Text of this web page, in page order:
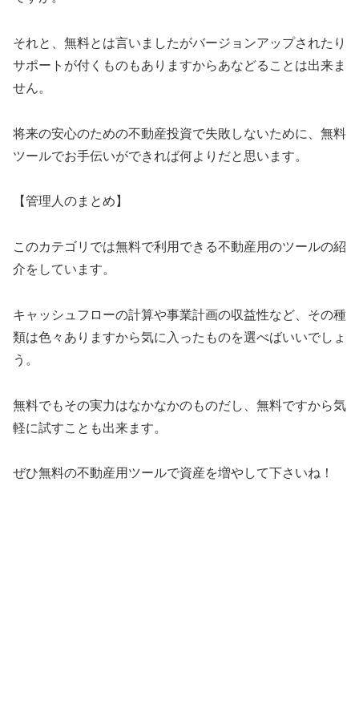
それと、無料とは言いましたがバージョンアップされたり
サポートが付くものもありますからあなどることは出来ま
せん。
将来の安心のための不動産投資で失敗しないために、無料
ツールでお手伝いができれば何よりだと思います。
【管理人のまとめ】
このカテゴリでは無料で利用できる不動産用のツールの紹
介をしています。
キャッシュフローの計算や事業計画の収益性など、その種
類は色々ありますから気に入ったものを選べばいいでしょ
う。
無料でもその実力はなかなかのものだし、無料ですから気
軽に試すことも出来ます。
ぜひ無料の不動産用ツールで資産を増やして下さいね！